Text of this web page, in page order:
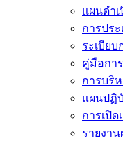
แผนดำ
การปร
ระเบีย
คู่มือกา
การบริ
แผนปฏิ
การเปิ
รายงา